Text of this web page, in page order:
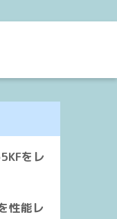
をレ
性能レ